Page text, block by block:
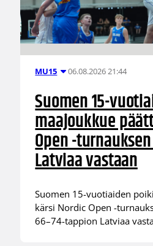
MU15 06.08.2026 21:44
Suomen 15-
maajoukkue
Open -
Latviaa vastaan
Suomen 15-vuotiaiden
kärsi Nordic Open -
66–74-tappion Latviaa